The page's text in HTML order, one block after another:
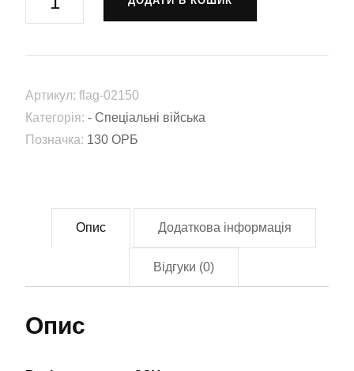
130-
окремий
батальйон
(130
ОРБ)
кількість
Артикул: flag-02150
Категорія: - Спеціальні війська
Позначка: 130 ОРБ
Опис Додаткова інформація
Відгуки (0)
Опис